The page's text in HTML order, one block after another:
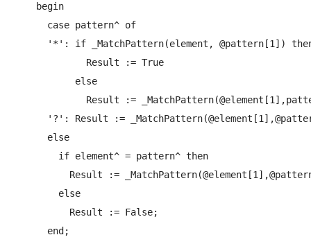
    begin
      case pattern^ of
'*': if _MatchPattern(element, @pattern[1])
             Result := True
           else
Result :=
'?': Result :=
      else
        if element^ = pattern^ then
Result :=
        else
          Result := False;
      end;